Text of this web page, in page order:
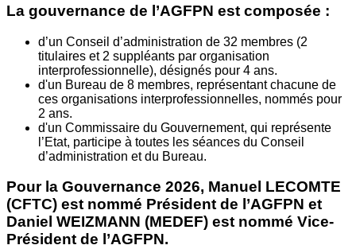
La gouvernance de l’AGFPN est composée :
d’un Conseil d’administration de 32 membres (2
titulaires et 2 suppléants par organisation
interprofessionnelle), désignés pour 4 ans.
d'un Bureau de 8 membres, représentant chacune de
ces organisations interprofessionnelles, nommés pour
2 ans.
d'un Commissaire du Gouvernement, qui représente
l’Etat, participe à toutes les séances du Conseil
d’administration et du Bureau.
Pour la Gouvernance 2026, Manuel LECOMTE
(CFTC) est nommé Président de l’AGFPN et
Daniel WEIZMANN (MEDEF) est nommé Vice-
Président de l’AGFPN.